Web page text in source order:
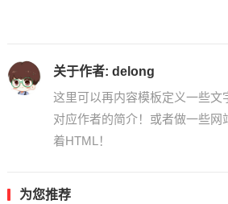
关于作者: delong
这里可以再内容模板定义一些文
对应作者的简介！或者做一些网
着HTML！
为您推荐